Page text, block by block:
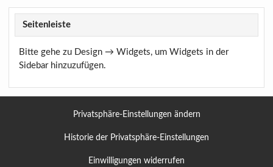
Seitenleiste
Bitte gehe zu Design → Widgets, um Widgets in der
Sidebar hinzuzufügen.
Privatsphäre-Einstellungen ändern
Historie der Privatsphäre-Einstellungen
Einwilligungen widerrufen